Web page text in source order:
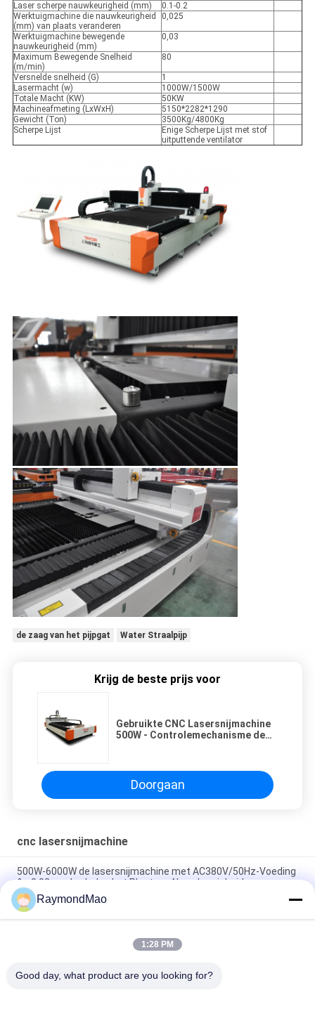
Laser scherpe nauwkeurigheid (mm)
0.1-0.2
Werktuigmachine die nauwkeurigheid
(mm) van plaats veranderen
0,025
Werktuigmachine bewegende
nauwkeurigheid (mm)
0,03
Maximum Bewegende Snelheid
(m/min)
80
Versnelde snelheid (G)
1
Lasermacht (w)
1000W/1500W
Totale Macht (KW)
50KW
Machineafmeting (LxWxH)
5150*2282*1290
Gewicht (Ton)
3500Kg/4800Kg
Scherpe Lijst
Enige Scherpe Lijst met stof
uitputtende ventilator
de zaag van het pijpgat Water Straalpijp
Krijg de beste prijs voor
Gebruikte CNC Lasersnijmachine
500W - Controlemechanisme de
Doorgaan
cnc lasersnijmachine
500W-6000W de lasersnijmachine met AC380V/50Hz-Voeding
& ±0.02mm herhalen het Plaatsen Nauwkeurigheid
Hoge snelheid 500W - 6000W-Lasersnijmachine voor het
Plaatsen ±0.03mm Nauwkeurigheid
5*10 voeten die de Auto Geruilde Snijder van de de Vezellaser
RaymondMao
1:28 PM
Good day, what product are you looking for?